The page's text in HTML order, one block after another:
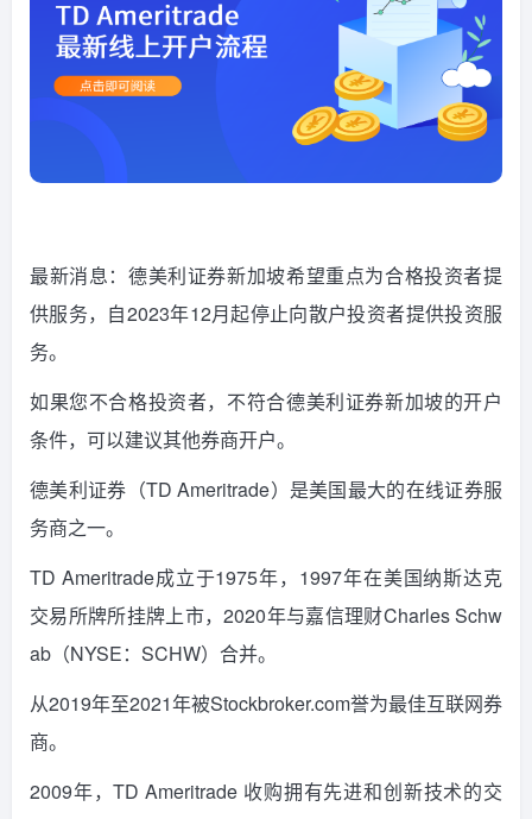
最新消息：德美利证券新加坡希望重点为合格投资者提
供服务，自2023年12月起停止向散户投资者提供投资服
务。
如果您不合格投资者，不符合德美利证券新加坡的开户
条件，可以建议其他券商开户。
德美利证券（TD Ameritrade）是美国最大的在线证券服
务商之一。
TD Ameritrade成立于1975年，1997年在美国纳斯达克
交易所牌所挂牌上市，2020年与嘉信理财Charles Schw
ab（NYSE：SCHW）合并。
从2019年至2021年被Stockbroker.com誉为最佳互联网券
商。
2009年，TD Ameritrade 收购拥有先进和创新技术的交